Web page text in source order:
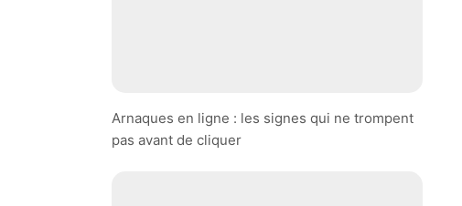
Arnaques en ligne : les signes qui ne trompent
pas avant de cliquer